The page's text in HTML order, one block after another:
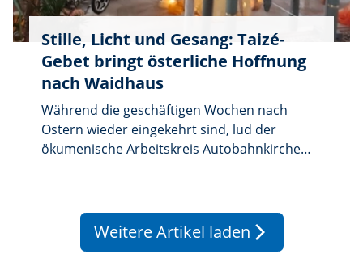
Stille, Licht und Gesang: Taizé-
Gebet bringt österliche Hoffnung
nach Waidhaus
Während die geschäftigen Wochen nach
Ostern wieder eingekehrt sind, lud der
ökumenische Arbeitskreis Autobahnkirche
Weitere Artikel laden arrow_forward_ios